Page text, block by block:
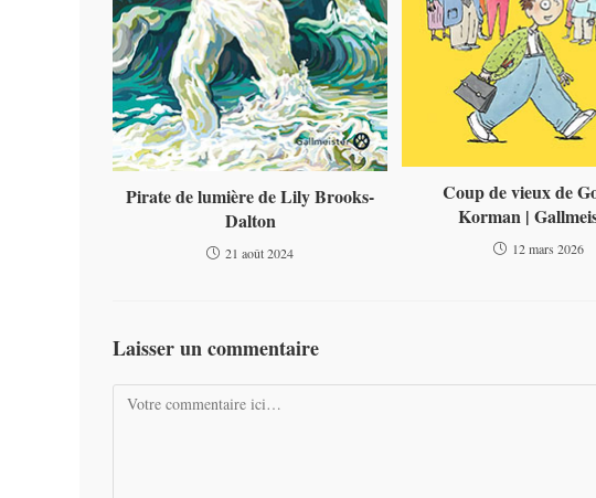
Pirate de lumière de Lily Brooks-
Dalton
21 août 2024
Coup de vieux de
Korman |
12 mars 2026
Laisser un commentaire
Comment